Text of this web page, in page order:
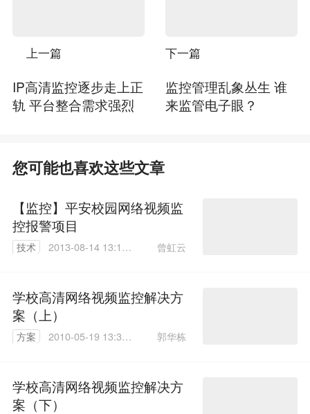
上一篇
IP高清监控逐步走上正
轨 平台整合需求强烈
下一篇
监控管理乱象丛生 谁
来监管电子眼？
您可能也喜欢这些文章
【监控】平安校园网络视频监
控报警项目
技术
2013-08-14 13:19:
曾虹云
学校高清网络视频监控解决方
案（上）
方案
2010-05-19 13:32:
郭华栋
学校高清网络视频监控解决方
案（下）